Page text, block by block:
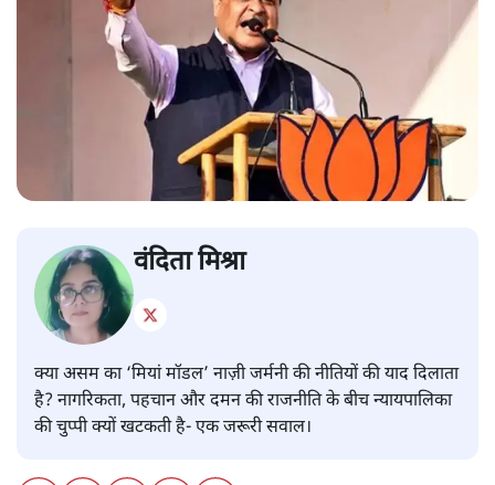
वंदिता मिश्रा
क्या असम का ‘मियां मॉडल’ नाज़ी जर्मनी की नीतियों की याद दिलाता
है? नागरिकता, पहचान और दमन की राजनीति के बीच न्यायपालिका
की चुप्पी क्यों खटकती है- एक जरूरी सवाल।